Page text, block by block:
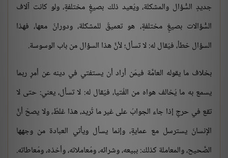
جديدٍ السُّؤال والمشكلة، ويُعيد ذلك بصيغٍ مختلفةٍ، ولو كانت آلاف
السُّؤالات بصيغٍ مختلفةٍ، هو تعميقٌ للمشكلة، ودورانٌ معها، فهذا
السؤال خطأ، فيُقال له: لا تسأل؛ لأنَّ هذا السؤال من باب الوسوسة.
بخلاف ما يقوله العامَّة فيمَن أراد أن يستفتي في دينه عن أمرٍ ربما
يسمع به ما يُخالف هواه من الفُتيا، فيُقال له: لا تسأل، يعني: حتى لا
تقع في حرجٍ إذا جاء الجوابُ على غير ما تُريد، هذا غلطٌ، ولا يصحّ أنَّ
الإنسانَ يسترسل مع عمايةٍ، وإنما يسأل ويأتي العبادة من وجهها
الصَّحيح، والمعاملة كذلك: ببيعه، وشرائه، ومُعاملاته، وأخذه، ومُعاطاته.